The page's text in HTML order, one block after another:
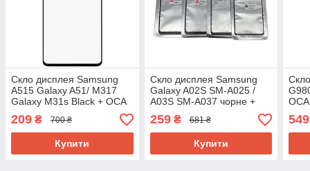
Скло дисплея Samsung
A515 Galaxy A51/ M317
Galaxy M31s Black + ОСА
плівка
209 ₴ 700 ₴
Купити
Скло дисплея Samsung
Galaxy A02S SM-A025 /
A03S SM-A037 чорне +
ОСА плівка
259₴ 681 ₴
Купити
ОСА
549